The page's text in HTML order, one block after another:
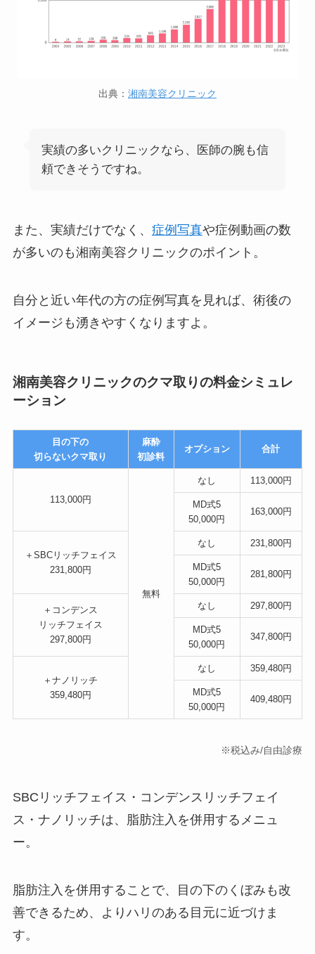
出典： 湘南美容クリニック
実績の多いクリニックなら、医師の腕も信
頼できそうですね。
また、実績だけでなく、 症例写真や症例動画の数
が多いのも湘南美容クリニックのポイント。
自分と近い年代の方の症例写真を見れば、術後の
イメージも湧きやすくなりますよ。
湘南美容クリニックのクマ取りの料金シミュレ
ーション
目の下の
切らないクマ取り
麻酔
初診料
オプション 合計
113,000円
無料
なし 113,000円
MD式5
50,000円
163,000円
＋SBCリッチフェイス
231,800円
なし 231,800円
MD式5
50,000円
281,800円
＋コンデンス
リッチフェイス
297,800円
なし 297,800円
MD式5
50,000円
347,800円
＋ナノリッチ
359,480円
なし 359,480円
MD式5
50,000円
409,480円
※税込み/自由診療
SBCリッチフェイス・コンデンスリッチフェイ
ス・ナノリッチは、脂肪注入を併用するメニュ
ー。
脂肪注入を併用することで、目の下のくぼみも改
善できるため、よりハリのある目元に近づけま
す。